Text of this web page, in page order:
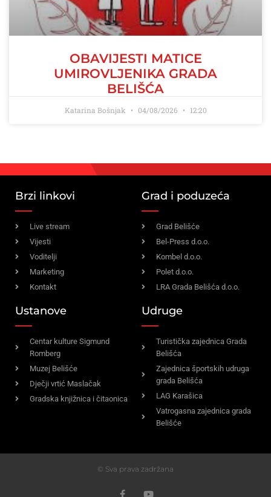
OBAVIJESTI MATICE
UMIROVLJENIKA GRADA
BELIŠĆA
Katarina Bošnjak 04/08/2026 12:20
Brzi linkovi
Live stream
Vijesti
Voditelji
Marketing
Kontakt
Grad i poduzeća
Grad Belišće
Bel-Press d.o.o.
Kombel d.o.o.
Polet d.o.o.
LRA Grada Belišća d.o.o.
Ustanove
Centar kulture Sigmund
Romberg
Muzej Belišće
Dječji vrtić Maslačak
Gradska knjižnica i čitaonica
Udruge
Turistička zajednica Grada
Belišća
Zajednica športskih udruga
grada Belišća
LAG Karašica
Vatrogasna zajednica grada
Belišće
© Sva prava zadržana